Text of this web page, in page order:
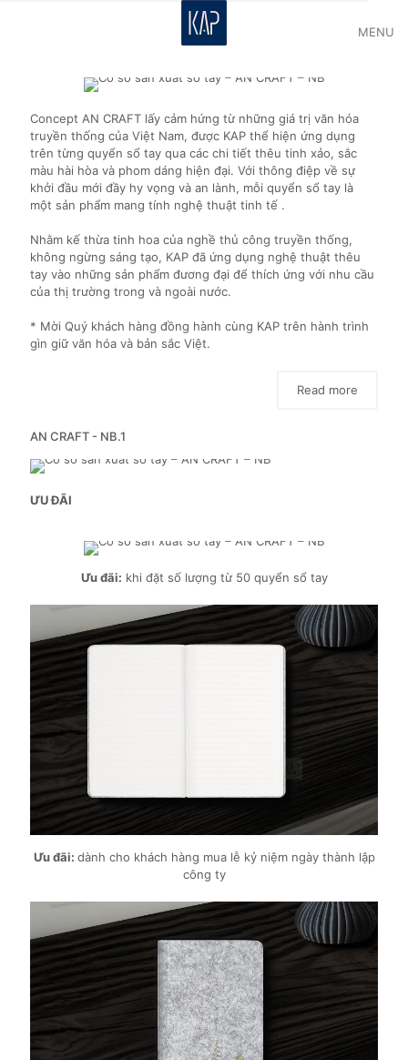
MENU
Concept AN CRAFT lấy cảm hứng từ những giá trị văn hóa
truyền thống của Việt Nam, được KAP thể hiện ứng dụng
trên từng quyển sổ tay qua các chi tiết thêu tinh xảo, sắc
màu hài hòa và phom dáng hiện đại. Với thông điệp về sự
khởi đầu mới đầy hy vọng và an lành, mỗi quyển sổ tay là
một sản phẩm mang tính nghệ thuật tinh tế .
Nhằm kế thừa tinh hoa của nghề thủ công truyền thống,
không ngừng sáng tạo, KAP đã ứng dụng nghệ thuật thêu
tay vào những sản phẩm đương đại để thích ứng với nhu cầu
của thị trường trong và ngoài nước.
* Mời Quý khách hàng đồng hành cùng KAP trên hành trình
gìn giữ văn hóa và bản sắc Việt.
Read more
AN CRAFT - NB.1
ƯU ĐÃI
Ưu đãi: khi đặt số lượng từ 50 quyển sổ tay
Ưu đãi: dành cho khách hàng mua lễ kỷ niệm ngày thành lập
công ty